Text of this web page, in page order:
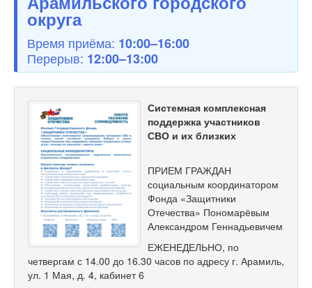
округа
Время приёма: 10:00–16:00
Перерыв: 12:00–13:00
Системная комплексная
поддержка участников
СВО и их близких
ПРИЕМ ГРАЖДАН
социальным координатором
Фонда «Защитники
Отечества» Пономарёвым
Александром Геннадьевичем
ЕЖЕНЕДЕЛЬНО, по
четвергам с 14.00 до 16.30 часов по адресу г. Арамиль,
ул. 1 Мая, д. 4, кабинет 6